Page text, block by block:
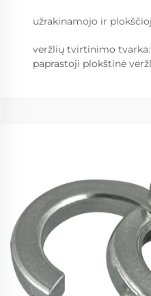
užrakinamojo ir
veržlių tvirtinimo
paprastoji plokštinė